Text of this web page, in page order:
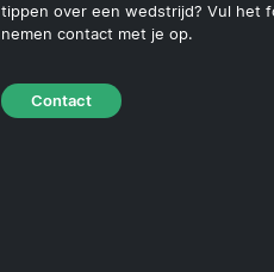
tippen over een wedstrijd? Vul het
nemen contact met je op.
Contact